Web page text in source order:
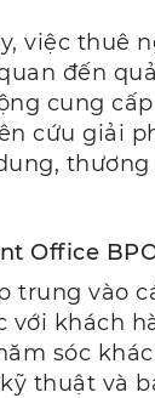
việc thuê
đến
cung
cứu giải
Office
trung vào
với khách
sóc
thuật và